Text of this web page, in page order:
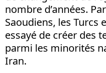
nombre d’années.
Saoudiens, les Turcs
essayé de créer des
parmi les minorités
Iran.